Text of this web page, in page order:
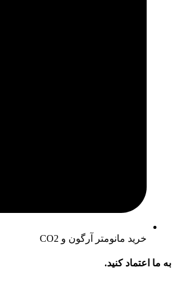
خرید مانومتر آرگون و CO2
به ما اعتماد کنید.